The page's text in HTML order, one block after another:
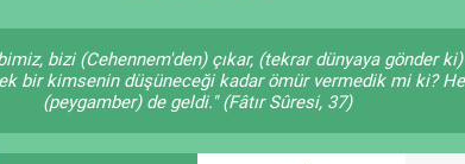
bizi (Cehennem'den) çıkar, (tekrar dünyaya gönder
bir kimsenin düşüneceği kadar ömür vermedik mi ki?
(peygamber) de geldi." (Fâtır Sûresi, 37)